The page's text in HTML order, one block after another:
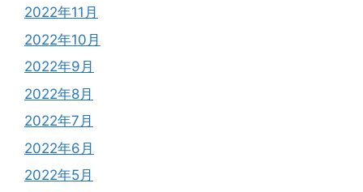
2022年11月
2022年10月
2022年9月
2022年8月
2022年7月
2022年6月
2022年5月